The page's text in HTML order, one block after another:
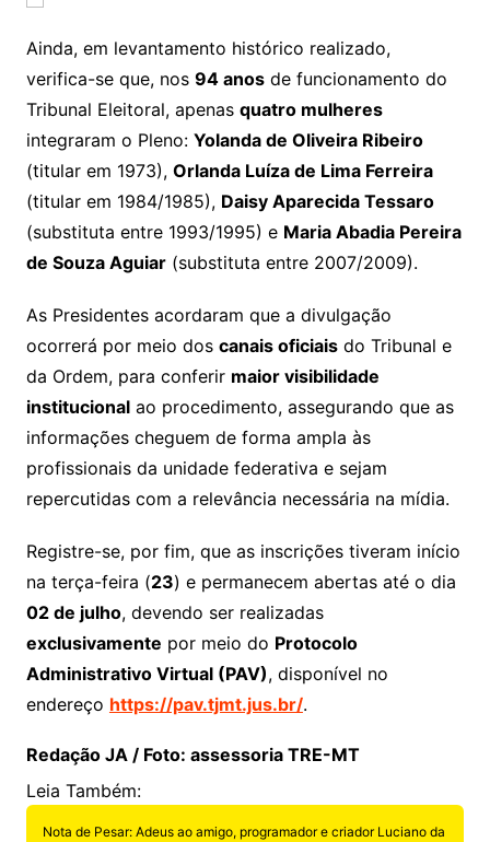
Ainda, em levantamento histórico realizado,
verifica-se que, nos 94 anosde funcionamento do
Tribunal Eleitoral, apenas quatro mulheres
integraram o Pleno: Yolanda de Oliveira Ribeiro
(titular em 1973), Orlanda Luíza de Lima Ferreira
(titular em 1984/1985), Daisy Aparecida Tessaro
(substituta entre 1993/1995) e Maria Abadia Pereira
de Souza Aguiar(substituta entre 2007/2009).
As Presidentes acordaram que a divulgação
ocorrerá por meio dos canais oficiaisdo Tribunal e
da Ordem, para conferir maior visibilidade
institucionalao procedimento, assegurando que as
informações cheguem de forma ampla às
profissionais da unidade federativa e sejam
repercutidas com a relevância necessária na mídia.
Registre-se, por fim, que as inscrições tiveram início
na terça-feira (23) e permanecem abertas até o dia
02 de julho, devendo ser realizadas
exclusivamente por meio do Protocolo
Administrativo Virtual (PAV), disponível no
endereço https://pav.tjmt.jus.br/.
Redação JA / Foto: assessoria TRE-MT
Leia Também:
Nota de Pesar: Adeus ao amigo, programador e criador Luciano da